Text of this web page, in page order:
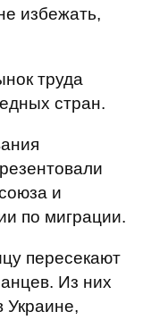
избежать,
труда
стран.
и
по миграции.
пересекают
Из них
Украине,